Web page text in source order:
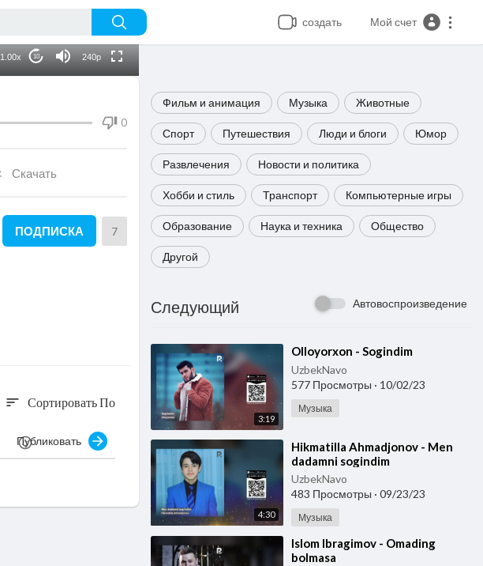
создать Мой счет
1.00x 10 240p
Фильм и анимация Музыка Животные
Спорт Путешествия Люди и блоги Юмор
Развлечения Новости и политика
Хобби и стиль Транспорт Компьютерные игры
Образование Наука и техника Общество
Другой
Следующий Автовоспроизведение
3:19
⁣Olloyorxon - Sogindim
UzbekNavo
577 Просмотры · 10/02/23
Музыка
4:30
⁣Hikmatilla Ahmadjonov - Men
dadamni sogindim
UzbekNavo
483 Просмотры · 09/23/23
Музыка
⁣Islom Ibragimov - Omading
bolmasa
0
Скачать
ПОДПИСКА 7
sort Сортировать По
Публиковать